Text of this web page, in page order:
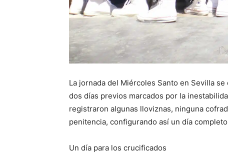
La jornada del Miércoles Santo en Sevilla
dos días previos marcados por la
registraron algunas lloviznas, ninguna
penitencia, configurando así un día
Un día para los crucificados